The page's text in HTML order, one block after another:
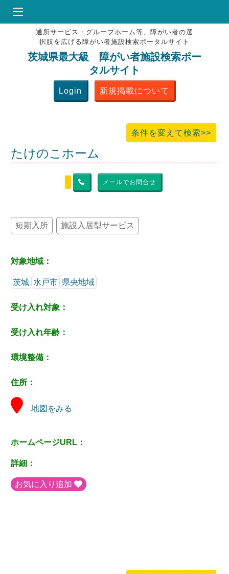
HOME
♥お気にりブックマーク
掲載会員MENU
よくある質問
通所サービス・グループホーム等、障がい者の選
択肢を広げる障がい者施設検索ポータルサイト
茨城県最大級 障がい者施設検索ポー
タルサイト
Login 新規掲載について
条件を変えて検索>>
たけのこホーム
メールでお問合せ
短期入所 施設入居型サービス
対象地域：
茨城 水戸市 県央地域
受け入れ対象：
受け入れ年齢：
環境整備：
住所：
地図をみる
ホームページURL：
詳細：
お気に入り追加